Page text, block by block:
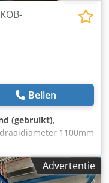
Bellen
(gebruikt),
1100mm
draaien van diam
Advertentie